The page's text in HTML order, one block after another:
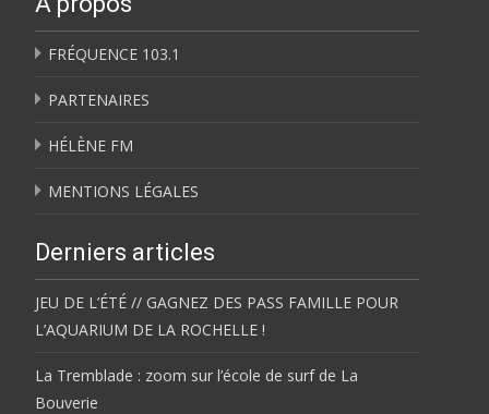
FRÉQUENCE 103.1
PARTENAIRES
HÉLÈNE FM
MENTIONS LÉGALES
Derniers articles
JEU DE L’ÉTÉ // GAGNEZ DES PASS FAMILLE POUR
L’AQUARIUM DE LA ROCHELLE !
La Tremblade : zoom sur l’école de surf de La
Bouverie